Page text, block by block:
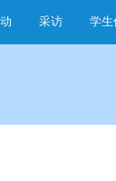
采访 学生​